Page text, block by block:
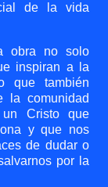
de la vida
obra no solo
inspiran a la
que también
la comunidad
un Cristo que
y que nos
de dudar o
por la